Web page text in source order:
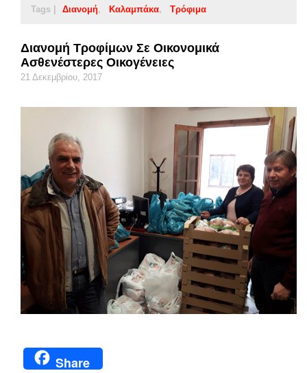
Tags | Διανομή Καλαμπάκα Τρόφιμα
Διανομή Τροφίμων Σε Οικονομικά
Ασθενέστερες Οικογένειες
21 Δεκεμβρίου, 2017
Share